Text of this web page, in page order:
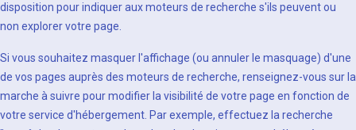
disposition pour indiquer aux moteurs de recherche s'ils peuvent ou
non explorer votre page.
Si vous souhaitez masquer l'affichage (ou annuler le masquage) d'une
de vos pages auprès des moteurs de recherche, renseignez-vous sur la
marche à suivre pour modifier la visibilité de votre page en fonction de
votre service d'hébergement. Par exemple, effectuez la recherche